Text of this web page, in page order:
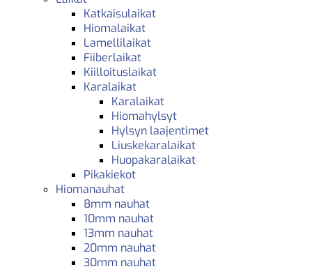
Katkaisulaikat
Hiomalaikat
Lamellilaikat
Fiiberlaikat
Kiilloituslaikat
Karalaikat
Karalaikat
Hiomahylsyt
Hylsyn laajentimet
Liuskekaralaikat
Huopakaralaikat
Pikakiekot
Hiomanauhat
8mm nauhat
10mm nauhat
13mm nauhat
20mm nauhat
30mm nauhat